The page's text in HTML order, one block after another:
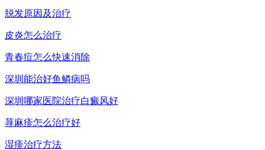
脱发原因及治疗
皮炎怎么治疗
青春痘怎么快速消除
深圳能治好鱼鳞病吗
深圳哪家医院治疗白癜风好
荨麻疹怎么治疗好
湿疹治疗方法